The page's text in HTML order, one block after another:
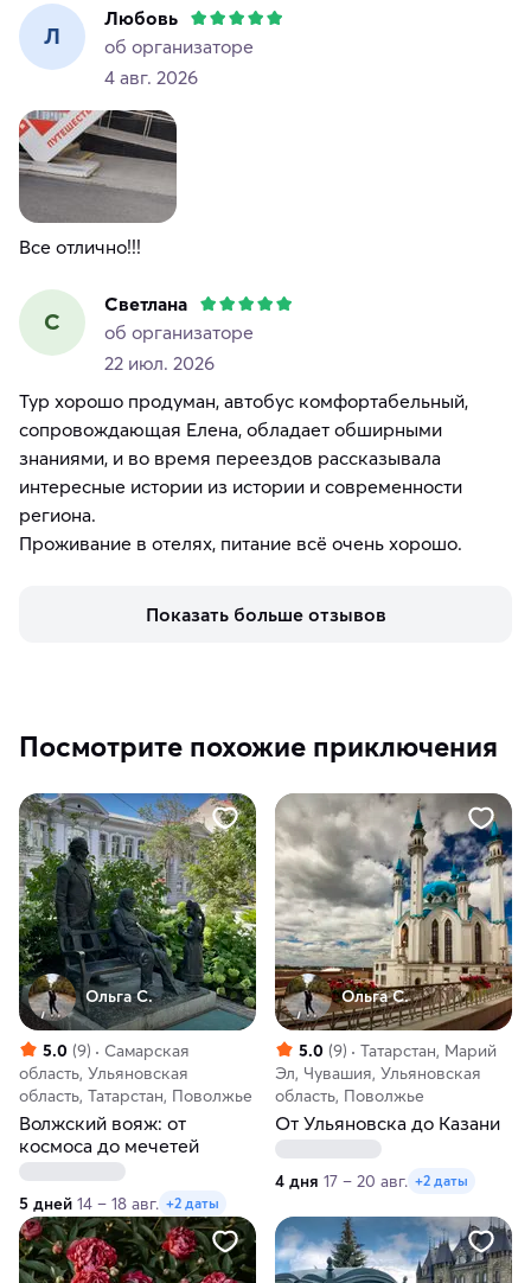
Л
Любовь
об организаторе
4 авг. 2026
Все отлично!!!
С
Светлана
об организаторе
22 июл. 2026
Тур хорошо продуман, автобус комфортабельный,
сопровождающая Елена, обладает обширными
знаниями, и во время переездов рассказывала
интересные истории из истории и современности
региона.
Проживание в отелях, питание всё очень хорошо.
Показать больше отзывов
Посмотрите похожие приключения
Ольга С.
5.0 (9)
Самарская
область, Ульяновская
область, Татарстан, Поволжье
Волжский вояж: от
космоса до мечетей
5 дней 14 – 18 авг. +2 даты
Ольга С.
5.0 (9)
Татарстан, Марий
Эл, Чувашия, Ульяновская
область, Поволжье
От Ульяновска до Казани
4 дня 17 – 20 авг. +2 даты